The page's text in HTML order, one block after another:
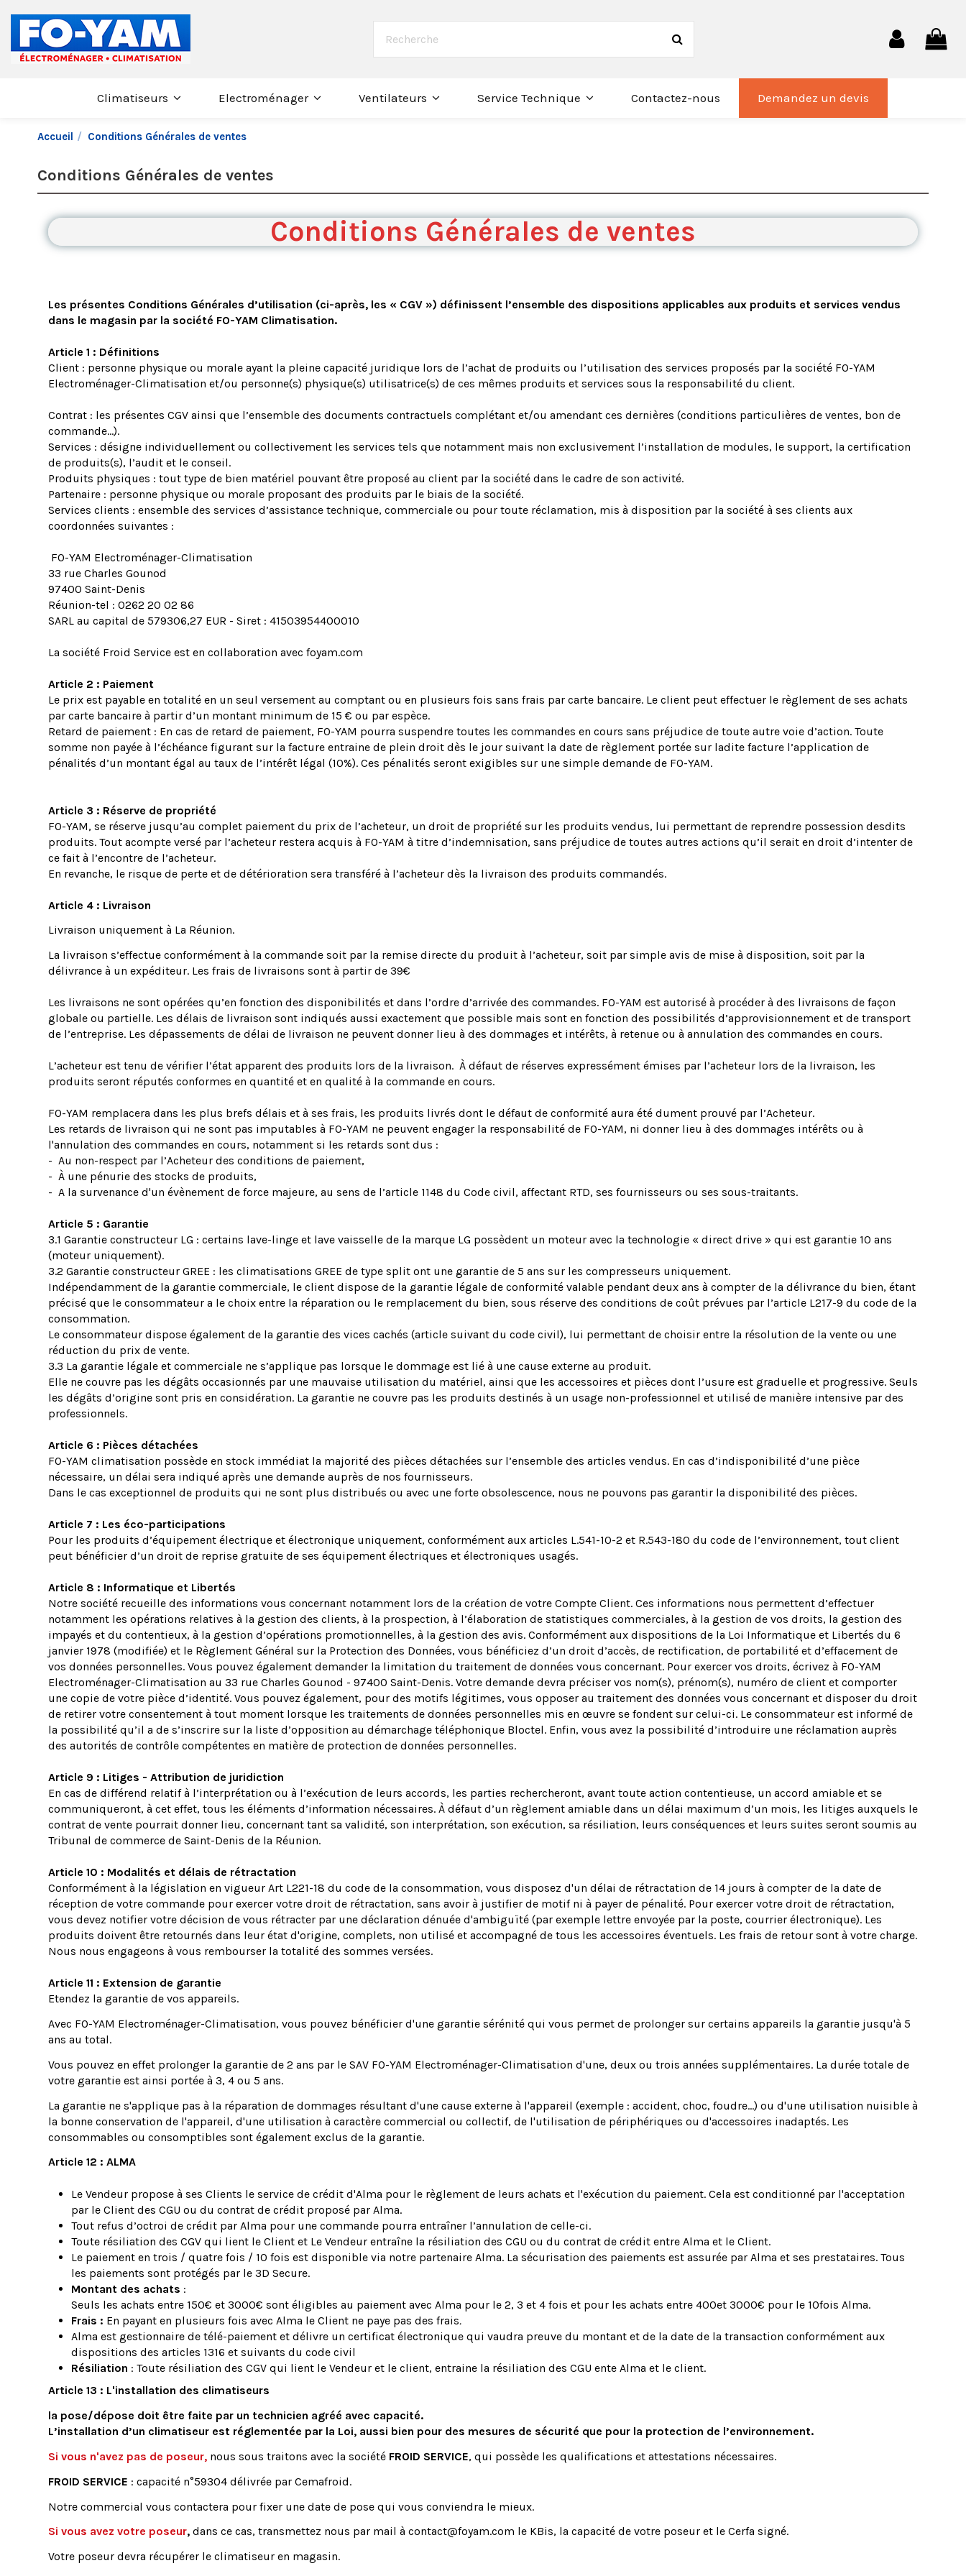
Climatiseurs Electroménager Ventilateurs Service Technique Contactez-nous Demandez un devis
Accueil Conditions Générales de ventes
Conditions Générales de ventes
Conditions Générales de ventes
Les présentes Conditions Générales d’utilisation (ci-après, les « CGV ») définissent l’ensemble des dispositions applicables aux produits et services vendus
dans le magasin par la société FO-YAM Climatisation.
Article 1 : Définitions
Client : personne physique ou morale ayant la pleine capacité juridique lors de l’achat de produits ou l’utilisation des services proposés par la société FO-YAM
Electroménager-Climatisation et/ou personne(s) physique(s) utilisatrice(s) de ces mêmes produits et services sous la responsabilité du client.
Contrat : les présentes CGV ainsi que l’ensemble des documents contractuels complétant et/ou amendant ces dernières (conditions particulières de ventes, bon de
commande…).
Services : désigne individuellement ou collectivement les services tels que notamment mais non exclusivement l’installation de modules, le support, la certification
de produits(s), l’audit et le conseil.
Produits physiques : tout type de bien matériel pouvant être proposé au client par la société dans le cadre de son activité.
Partenaire : personne physique ou morale proposant des produits par le biais de la société.
Services clients : ensemble des services d’assistance technique, commerciale ou pour toute réclamation, mis à disposition par la société à ses clients aux
coordonnées suivantes :
FO-YAM Electroménager-Climatisation
33 rue Charles Gounod
97400 Saint-Denis
Réunion-tel : 0262 20 02 86
SARL au capital de 579306,27 EUR - Siret : 41503954400010
La société Froid Service est en collaboration avec foyam.com
Article 2 : Paiement
Le prix est payable en totalité en un seul versement au comptant ou en plusieurs fois sans frais par carte bancaire. Le client peut effectuer le règlement de ses achats
par carte bancaire à partir d’un montant minimum de 15 € ou par espèce.
Retard de paiement : En cas de retard de paiement, FO-YAM pourra suspendre toutes les commandes en cours sans préjudice de toute autre voie d’action. Toute
somme non payée à l’échéance figurant sur la facture entraine de plein droit dès le jour suivant la date de règlement portée sur ladite facture l’application de
pénalités d’un montant égal au taux de l’intérêt légal (10%). Ces pénalités seront exigibles sur une simple demande de FO-YAM.
Article 3 : Réserve de propriété
FO-YAM, se réserve jusqu’au complet paiement du prix de l’acheteur, un droit de propriété sur les produits vendus, lui permettant de reprendre possession desdits
produits. Tout acompte versé par l’acheteur restera acquis à FO-YAM à titre d’indemnisation, sans préjudice de toutes autres actions qu’il serait en droit d’intenter de
ce fait à l’encontre de l’acheteur.
En revanche, le risque de perte et de détérioration sera transféré à l’acheteur dès la livraison des produits commandés.
Article 4 : Livraison
Livraison uniquement à La Réunion.
La livraison s’effectue conformément à la commande soit par la remise directe du produit à l’acheteur, soit par simple avis de mise à disposition, soit par la
délivrance à un expéditeur. Les frais de livraisons sont à partir de 39€
Les livraisons ne sont opérées qu’en fonction des disponibilités et dans l’ordre d’arrivée des commandes. FO-YAM est autorisé à procéder à des livraisons de façon
globale ou partielle. Les délais de livraison sont indiqués aussi exactement que possible mais sont en fonction des possibilités d’approvisionnement et de transport
de l’entreprise. Les dépassements de délai de livraison ne peuvent donner lieu à des dommages et intérêts, à retenue ou à annulation des commandes en cours.
L’acheteur est tenu de vérifier l’état apparent des produits lors de la livraison. À défaut de réserves expressément émises par l’acheteur lors de la livraison, les
produits seront réputés conformes en quantité et en qualité à la commande en cours.
FO-YAM remplacera dans les plus brefs délais et à ses frais, les produits livrés dont le défaut de conformité aura été dument prouvé par l’Acheteur.
Les retards de livraison qui ne sont pas imputables à FO-YAM ne peuvent engager la responsabilité de FO-YAM, ni donner lieu à des dommages intérêts ou à
l'annulation des commandes en cours, notamment si les retards sont dus :
- Au non-respect par l’Acheteur des conditions de paiement,
- À une pénurie des stocks de produits,
- A la survenance d'un évènement de force majeure, au sens de l’article 1148 du Code civil, affectant RTD, ses fournisseurs ou ses sous-traitants.
Article 5 : Garantie
3.1 Garantie constructeur LG : certains lave-linge et lave vaisselle de la marque LG possèdent un moteur avec la technologie « direct drive » qui est garantie 10 ans
(moteur uniquement).
3.2 Garantie constructeur GREE : les climatisations GREE de type split ont une garantie de 5 ans sur les compresseurs uniquement.
Indépendamment de la garantie commerciale, le client dispose de la garantie légale de conformité valable pendant deux ans à compter de la délivrance du bien, étant
précisé que le consommateur a le choix entre la réparation ou le remplacement du bien, sous réserve des conditions de coût prévues par l’article L217-9 du code de la
consommation.
Le consommateur dispose également de la garantie des vices cachés (article suivant du code civil), lui permettant de choisir entre la résolution de la vente ou une
réduction du prix de vente.
3.3 La garantie légale et commerciale ne s’applique pas lorsque le dommage est lié à une cause externe au produit.
Elle ne couvre pas les dégâts occasionnés par une mauvaise utilisation du matériel, ainsi que les accessoires et pièces dont l’usure est graduelle et progressive. Seuls
les dégâts d’origine sont pris en considération. La garantie ne couvre pas les produits destinés à un usage non-professionnel et utilisé de manière intensive par des
professionnels.
Article 6 : Pièces détachées
FO-YAM climatisation possède en stock immédiat la majorité des pièces détachées sur l’ensemble des articles vendus. En cas d’indisponibilité d’une pièce
nécessaire, un délai sera indiqué après une demande auprès de nos fournisseurs.
Dans le cas exceptionnel de produits qui ne sont plus distribués ou avec une forte obsolescence, nous ne pouvons pas garantir la disponibilité des pièces.
Article 7 : Les éco-participations
Pour les produits d’équipement électrique et électronique uniquement, conformément aux articles L.541-10-2 et R.543-180 du code de l’environnement, tout client
peut bénéficier d’un droit de reprise gratuite de ses équipement électriques et électroniques usagés.
Article 8 : Informatique et Libertés
Notre société recueille des informations vous concernant notamment lors de la création de votre Compte Client. Ces informations nous permettent d’effectuer
notamment les opérations relatives à la gestion des clients, à la prospection, à l’élaboration de statistiques commerciales, à la gestion de vos droits, la gestion des
impayés et du contentieux, à la gestion d’opérations promotionnelles, à la gestion des avis. Conformément aux dispositions de la Loi Informatique et Libertés du 6
janvier 1978 (modifiée) et le Règlement Général sur la Protection des Données, vous bénéficiez d’un droit d’accès, de rectification, de portabilité et d’effacement de
vos données personnelles. Vous pouvez également demander la limitation du traitement de données vous concernant. Pour exercer vos droits, écrivez à FO-YAM
Electroménager-Climatisation au 33 rue Charles Gounod - 97400 Saint-Denis. Votre demande devra préciser vos nom(s), prénom(s), numéro de client et comporter
une copie de votre pièce d’identité. Vous pouvez également, pour des motifs légitimes, vous opposer au traitement des données vous concernant et disposer du droit
de retirer votre consentement à tout moment lorsque les traitements de données personnelles mis en œuvre se fondent sur celui-ci. Le consommateur est informé de
la possibilité qu’il a de s’inscrire sur la liste d’opposition au démarchage téléphonique Bloctel. Enfin, vous avez la possibilité d’introduire une réclamation auprès
des autorités de contrôle compétentes en matière de protection de données personnelles.
Article 9 : Litiges - Attribution de juridiction
En cas de différend relatif à l’interprétation ou à l’exécution de leurs accords, les parties rechercheront, avant toute action contentieuse, un accord amiable et se
communiqueront, à cet effet, tous les éléments d’information nécessaires. À défaut d’un règlement amiable dans un délai maximum d’un mois, les litiges auxquels le
contrat de vente pourrait donner lieu, concernant tant sa validité, son interprétation, son exécution, sa résiliation, leurs conséquences et leurs suites seront soumis au
Tribunal de commerce de Saint-Denis de la Réunion.
Article 10 : Modalités et délais de rétractation
Conformément à la législation en vigueur Art L221-18 du code de la consommation, vous disposez d'un délai de rétractation de 14 jours à compter de la date de
réception de votre commande pour exercer votre droit de rétractation, sans avoir à justifier de motif ni à payer de pénalité. Pour exercer votre droit de rétractation,
vous devez notifier votre décision de vous rétracter par une déclaration dénuée d'ambiguïté (par exemple lettre envoyée par la poste, courrier électronique). Les
produits doivent être retournés dans leur état d'origine, complets, non utilisé et accompagné de tous les accessoires éventuels. Les frais de retour sont à votre charge.
Nous nous engageons à vous rembourser la totalité des sommes versées.
Article 11 : Extension de garantie
Etendez la garantie de vos appareils.
Avec FO-YAM Electroménager-Climatisation, vous pouvez bénéficier d'une garantie sérénité qui vous permet de prolonger sur certains appareils la garantie jusqu'à 5
ans au total.
Vous pouvez en effet prolonger la garantie de 2 ans par le SAV FO-YAM Electroménager-Climatisation d'une, deux ou trois années supplémentaires. La durée totale de
votre garantie est ainsi portée à 3, 4 ou 5 ans.
La garantie ne s'applique pas à la réparation de dommages résultant d'une cause externe à l'appareil (exemple : accident, choc, foudre...) ou d'une utilisation nuisible à
la bonne conservation de l'appareil, d'une utilisation à caractère commercial ou collectif, de l'utilisation de périphériques ou d'accessoires inadaptés. Les
consommables ou consomptibles sont également exclus de la garantie.
Article 12 : ALMA
Le Vendeur propose à ses Clients le service de crédit d'Alma pour le règlement de leurs achats et l'exécution du paiement. Cela est conditionné par l'acceptation
par le Client des CGU ou du contrat de crédit proposé par Alma.
Tout refus d’octroi de crédit par Alma pour une commande pourra entraîner l’annulation de celle-ci.
Toute résiliation des CGV qui lient le Client et Le Vendeur entraîne la résiliation des CGU ou du contrat de crédit entre Alma et le Client.
Le paiement en trois / quatre fois / 10 fois est disponible via notre partenaire Alma. La sécurisation des paiements est assurée par Alma et ses prestataires. Tous
les paiements sont protégés par le 3D Secure.
Montant des achats :
Seuls les achats entre 150€ et 3000€ sont éligibles au paiement avec Alma pour le 2, 3 et 4 fois et pour les achats entre 400et 3000€ pour le 10fois Alma.
Frais : En payant en plusieurs fois avec Alma le Client ne paye pas des frais.
Alma est gestionnaire de télé-paiement et délivre un certificat électronique qui vaudra preuve du montant et de la date de la transaction conformément aux
dispositions des articles 1316 et suivants du code civil
Résiliation : Toute résiliation des CGV qui lient le Vendeur et le client, entraine la résiliation des CGU ente Alma et le client.
Article 13 : L'installation des climatiseurs
la pose/dépose doit être faite par un technicien agréé avec capacité.
L’installation d’un climatiseur est réglementée par la Loi, aussi bien pour des mesures de sécurité que pour la protection de l’environnement.
Si vous n'avez pas de poseur, nous sous traitons avec la société FROID SERVICE, qui possède les qualifications et attestations nécessaires.
FROID SERVICE : capacité n°59304 délivrée par Cemafroid.
Notre commercial vous contactera pour fixer une date de pose qui vous conviendra le mieux.
Si vous avez votre poseur, dans ce cas, transmettez nous par mail à contact@foyam.com le KBis, la capacité de votre poseur et le Cerfa signé.
Votre poseur devra récupérer le climatiseur en magasin.